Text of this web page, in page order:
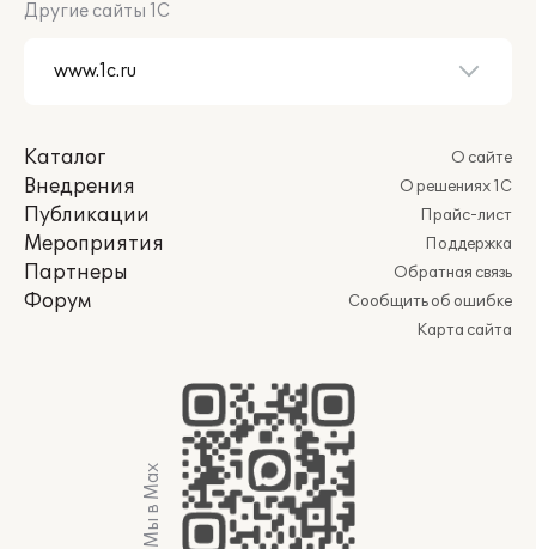
Другие сайты 1С
Каталог
Внедрения
Публикации
Мероприятия
Партнеры
Форум
О сайте
О решениях 1С
Прайс-лист
Поддержка
Обратная связь
Сообщить об ошибке
Карта сайта
Мы в Max